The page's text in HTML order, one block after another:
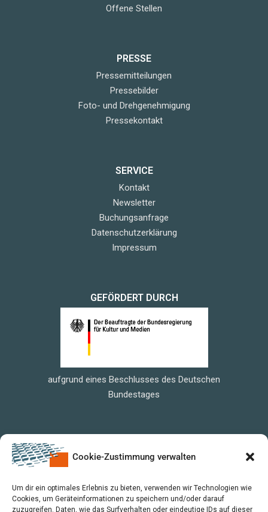
Cookie-Zustimmung verwalten
Um dir ein optimales Erlebnis zu bieten, verwenden wir Technologien wie
Cookies, um Geräteinformationen zu speichern und/oder darauf
zuzugreifen. Daten, wie das Surfverhalten oder eindeutige IDs auf dieser
Offene Stellen
PRESSE
Pressemitteilungen
Pressebilder
Foto- und Drehgenehmigung
Pressekontakt
SERVICE
Kontakt
Newsletter
Buchungsanfrage
Datenschutzerklärung
Impressum
GEFÖRDERT DURCH
aufgrund eines Beschlusses des Deutschen
Bundestages